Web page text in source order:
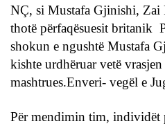
NÇ, si Mustafa Gjinishi,
thotë përfaqësuesit britanik
shokun e ngushtë Mustafa
kishte urdhëruar vetë
mashtrues.Enveri- vegël e
Për mendimin tim, individët